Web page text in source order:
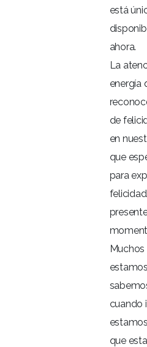
está
ahora.
La
energía
de
en
que
para
cuando
que